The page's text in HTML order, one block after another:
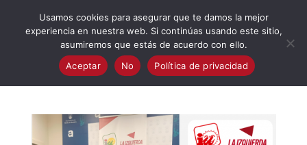
Usamos cookies para asegurar que te damos la mejor
experiencia en nuestra web. Si continúas usando este sitio,
asumiremos que estás de acuerdo con ello.
Aceptar
No Política de privacidad